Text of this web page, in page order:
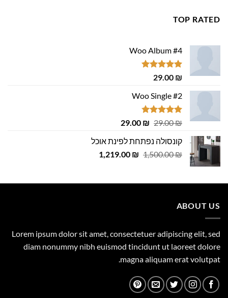
TOP RATED
Woo Album #4
דורג5.00
29.00 ₪
Woo Single #2
דורג4.75
29.00₪
המחיר
היה:
29.00 ₪.
29.00 ₪
המחיר
הוא:
29.00 ₪.
קונסולה נפתחת לפינת אוכל
1,500.00₪
המחיר
1,500.00 ₪.
1,219.00 ₪
המחיר
1,219.00 ₪.
ABOUT US
Lorem ipsum dolor sit amet, consectetuer adipiscing elit, sed
diam nonummy nibh euismod tincidunt ut laoreet dolore
magna aliquam erat volutpat.